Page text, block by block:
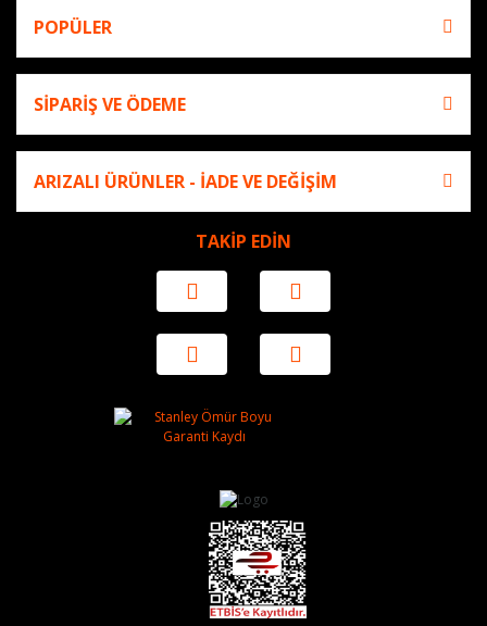
POPÜLER
SİPARİŞ VE ÖDEME
ARIZALI ÜRÜNLER - İADE VE DEĞİŞİM
TAKİP EDİN